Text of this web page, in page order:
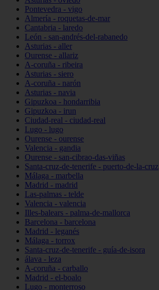
Pontevedra - vigo
Almería - roquetas-de-mar
Cantabria - laredo
León - san-andrés-del-rabanedo
Asturias - aller
Ourense - allariz
A-coruña - ribeira
Asturias - siero
A-coruña - narón
Asturias - navia
Gipuzkoa - hondarribia
Gipuzkoa - irun
Ciudad-real - ciudad-real
Lugo - lugo
Ourense - ourense
Valencia - gandia
Ourense - san-cibrao-das-viñas
Santa-cruz-de-tenerife - puerto-de-la-cruz
Málaga - marbella
Madrid - madrid
Las-palmas - telde
Valencia - valencia
Illes-balears - palma-de-mallorca
Barcelona - barcelona
Madrid - leganés
Málaga - torrox
Santa-cruz-de-tenerife - guía-de-isora
álava - leza
A-coruña - carballo
Madrid - el-boalo
Lugo - monterroso